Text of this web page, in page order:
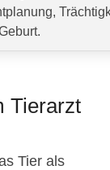
Tierarzt
Tier als